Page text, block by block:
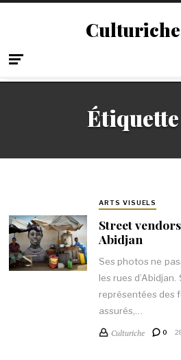
ARTS VISUELS
Street
Abidjan
Ses photos ne
les rues
représentées des
assurés,…
Culturiche 0